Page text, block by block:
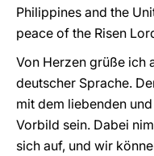
Philippines and the
peace of the Risen
Von Herzen grüße ich
deutscher Sprache.
mit dem liebenden
Vorbild sein. Dabei
sich auf, und wir